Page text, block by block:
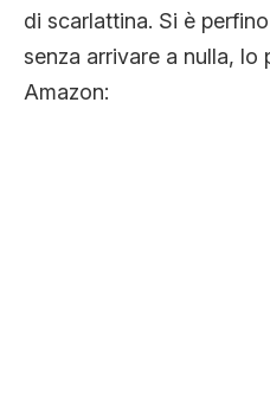
di scarlattina. Si è
senza arrivare a nulla, lo
Amazon: